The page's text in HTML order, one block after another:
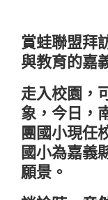
賞蛙聯盟拜
與教育的嘉
走入校園，
象，今日，
團國小現任
國小為嘉義
願景。